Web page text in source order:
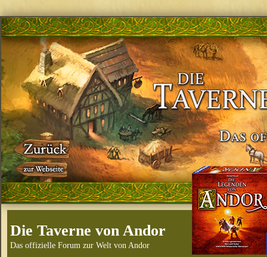
Die Taverne von Andor
Das offizielle Forum zur Welt von Andor